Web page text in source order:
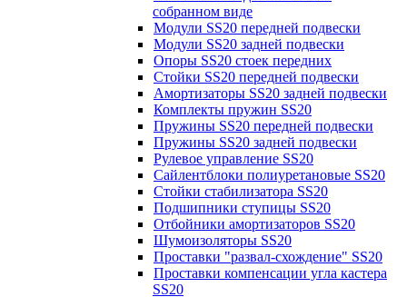
собранном виде
Модули SS20 передней подвески
Модули SS20 задней подвески
Опоры SS20 стоек передних
Стойки SS20 передней подвески
Амортизаторы SS20 задней подвески
Комплекты пружин SS20
Пружины SS20 передней подвески
Пружины SS20 задней подвески
Рулевое управление SS20
Сайлентблоки полиуретановые SS20
Стойки стабилизатора SS20
Подшипники ступицы SS20
Отбойники амортизаторов SS20
Шумоизоляторы SS20
Проставки "развал-схождение" SS20
Проставки компенсации угла кастера
SS20